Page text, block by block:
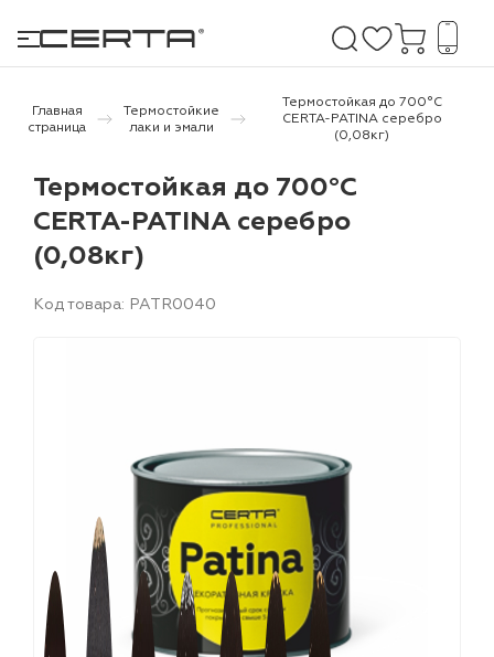
и дачи
бетону,
и эмали
Главная
страница
Термостойкие
лаки и эмали
Термостойкая до 700°С
CERTA-PATINA серебро
(0,08кг)
Термостойкая до 700°С
CERTA-PATINA серебро
(0,08кг)
Код товара: PATR0040